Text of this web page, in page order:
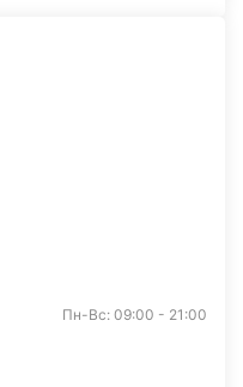
Пн-Вс: 09:00 - 21:00